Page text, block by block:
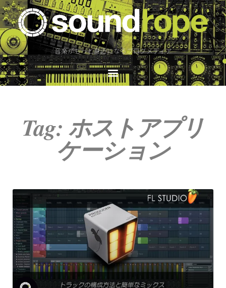
音楽がもっと身近になるブログメディア
Tag: ホストアプリ
ケーション